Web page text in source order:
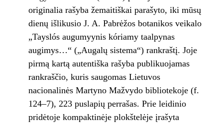
originalia rašyba žemaitiškai parašyto, iki mūsų
dienų išlikusio J. A. Pabrėžos botanikos veikalo
„Tayslós augumyynis kóriamy taalpynas
augimys…“ („Augalų sistema“) rankraštį. Joje
pirmą kartą autentiška rašyba publikuojamas
rankraščio, kuris saugomas Lietuvos
nacionalinės Martyno Mažvydo bibliotekoje (f.
124–7), 223 puslapių perrašas. Prie leidinio
pridėtoje kompaktinėje plokštelėje įrašyta